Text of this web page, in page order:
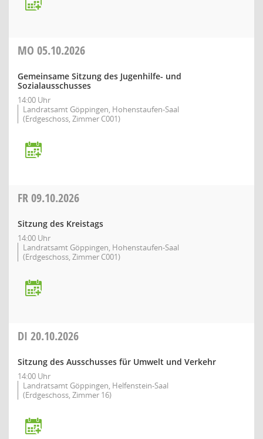
MO 05.10.2026
Gemeinsame Sitzung des Jugenhilfe- und
Sozialausschusses
14:00 Uhr
Landratsamt Göppingen, Hohenstaufen-Saal
(Erdgeschoss, Zimmer C001)
FR09.10.2026
Sitzung des Kreistags
14:00 Uhr
Landratsamt Göppingen, Hohenstaufen-Saal
(Erdgeschoss, Zimmer C001)
DI 20.10.2026
Sitzung des Ausschusses für Umwelt und Verkehr
14:00 Uhr
Landratsamt Göppingen, Helfenstein-Saal
(Erdgeschoss, Zimmer 16)